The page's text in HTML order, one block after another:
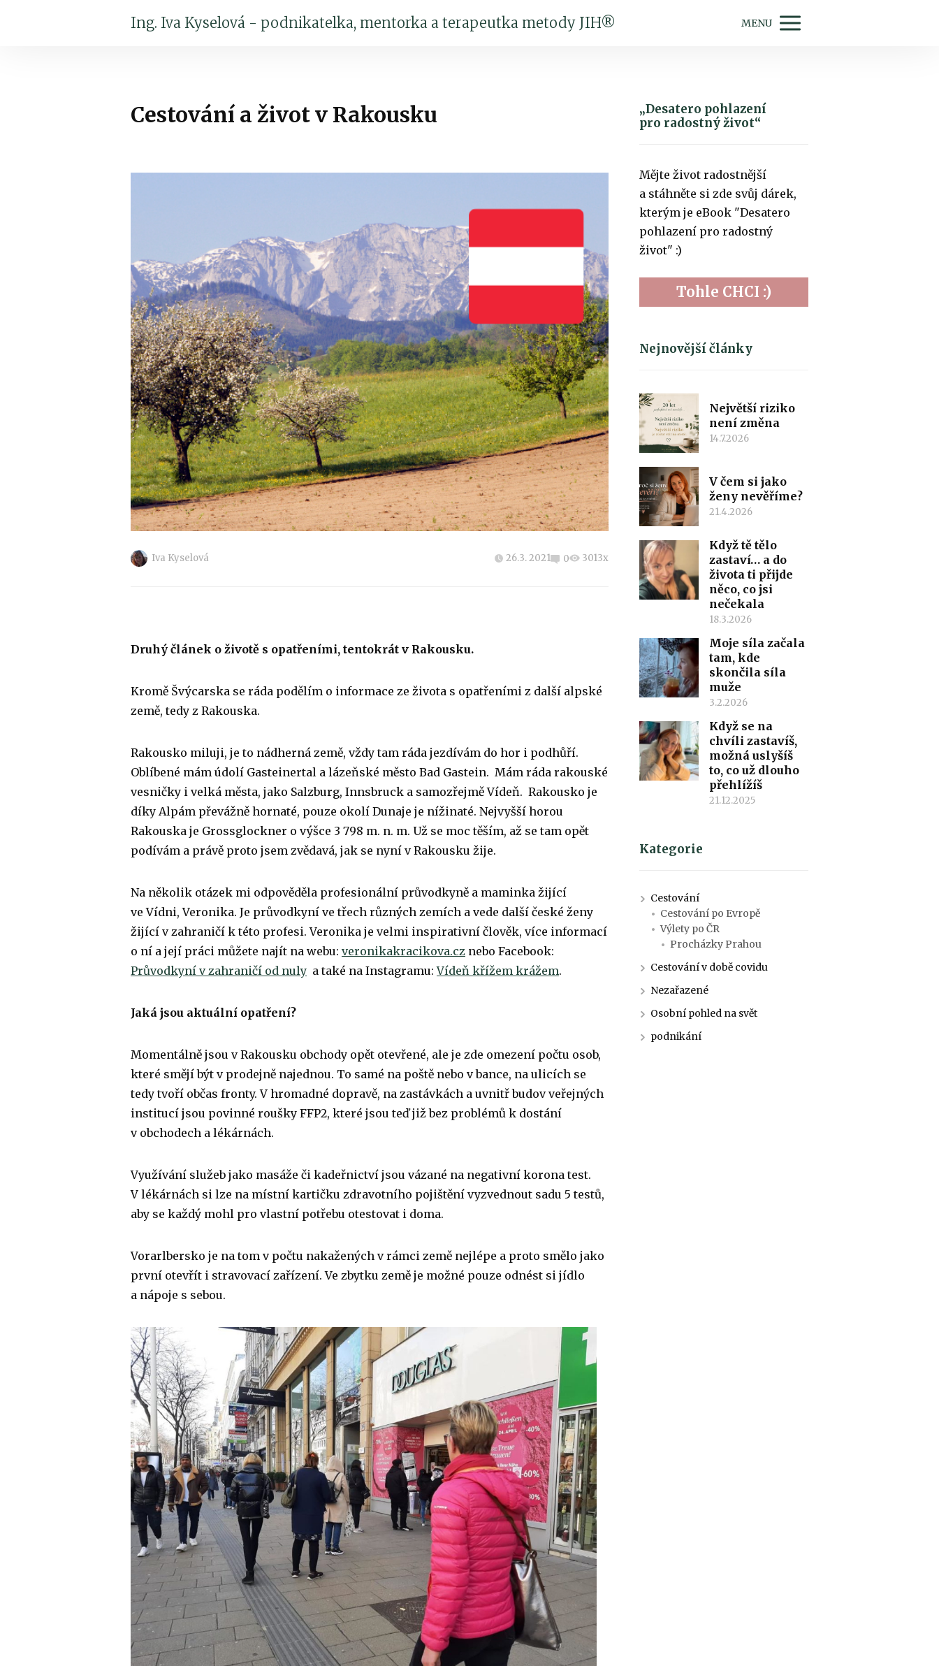
Ing. Iva Kyselová - podnikatelka, mentorka a terapeutka metody JIH® MENU
Cestování a život v Rakousku
Iva Kyselová 26.3. 2021 0 3013x
Druhý článek o životě s opatřeními, tentokrát v Rakousku.
Kromě Švýcarska se ráda podělím o informace ze života s opatřeními z další alpské
země, tedy z Rakouska.
Rakousko miluji, je to nádherná země, vždy tam ráda jezdívám do hor i podhůří.
Oblíbené mám údolí Gasteinertal a lázeňské město Bad Gastein. Mám ráda rakouské
vesničky i velká města, jako Salzburg, Innsbruck a samozřejmě Vídeň. Rakousko je
díky Alpám převážně hornaté, pouze okolí Dunaje je nížinaté. Nejvyšší horou
Rakouska je Grossglockner o výšce 3 798 m. n. m. Už se moc těším, až se tam opět
podívám a právě proto jsem zvědavá, jak se nyní v Rakousku žije.
Na několik otázek mi odpověděla profesionální průvodkyně a maminka žijící
ve Vídni, Veronika. Je průvodkyní ve třech různých zemích a vede další české ženy
žijící v zahraničí k této profesi. Veronika je velmi inspirativní člověk, více informací
o ní a její práci můžete najít na webu: veronikakracikova.cz nebo Facebook:
Průvodkyní v zahraničí od nuly a také na Instagramu:Vídeň křížem krážem.
Jaká jsou aktuální opatření?
Momentálně jsou v Rakousku obchody opět otevřené, ale je zde omezení počtu osob,
které smějí být v prodejně najednou. To samé na poště nebo v bance, na ulicích se
tedy tvoří občas fronty. V hromadné dopravě, na zastávkách a uvnitř budov veřejných
institucí jsou povinné roušky FFP2, které jsou teď již bez problémů k dostání
v obchodech a lékárnách.
Využívání služeb jako masáže či kadeřnictví jsou vázané na negativní korona test.
V lékárnách si lze na místní kartičku zdravotního pojištění vyzvednout sadu 5 testů,
aby se každý mohl pro vlastní potřebu otestovat i doma.
Vorarlbersko je na tom v počtu nakažených v rámci země nejlépe a proto smělo jako
první otevřít i stravovací zařízení. Ve zbytku země je možné pouze odnést si jídlo
a nápoje s sebou.
„Desatero pohlazení
pro radostný život“
Mějte život radostnější
a stáhněte si zde svůj dárek,
kterým je eBook "Desatero
pohlazení pro radostný
život" :)
Tohle CHCI :)
Nejnovější články
Největší riziko
není změna
14.7.2026
V čem si jako
ženy nevěříme?
21.4.2026
Když tě tělo
zastaví… a do
života ti přijde
něco, co jsi
nečekala
18.3.2026
Moje síla začala
tam, kde
skončila síla
muže
3.2.2026
Když se na
chvíli zastavíš,
možná uslyšíš
to, co už dlouho
přehlížíš
21.12.2025
Kategorie
Cestování
Cestování po Evropě
Výlety po ČR
Procházky Prahou
Cestování v době covidu
Nezařazené
Osobní pohled na svět
podnikání